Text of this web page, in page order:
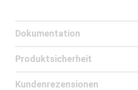
Dokumentation
Produktsicherheit
Kundenrezensionen